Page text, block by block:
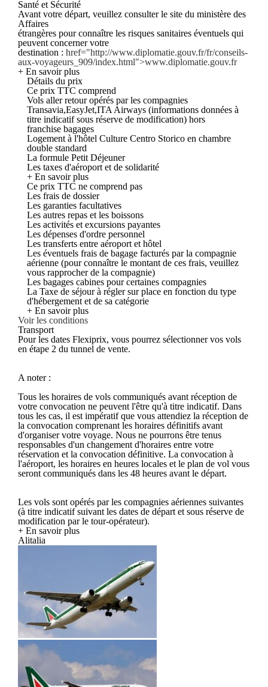
Santé et Sécurité
Avant votre départ, veuillez consulter le site du ministère des
Affaires
étrangères pour connaître les risques sanitaires éventuels qui
peuvent concerner votre
destination : href="http://www.diplomatie.gouv.fr/fr/conseils-
aux-voyageurs_909/index.html">www.diplomatie.gouv.fr
+ En savoir plus
Détails du prix
Ce prix TTC comprend
Vols aller retour opérés par les compagnies
Transavia,EasyJet,ITA Airways (informations données à
titre indicatif sous réserve de modification) hors
franchise bagages
Logement à l'hôtel Culture Centro Storico en chambre
double standard
La formule Petit Déjeuner
Les taxes d'aéroport et de solidarité
+ En savoir plus
Ce prix TTC ne comprend pas
Les frais de dossier
Les garanties facultatives
Les autres repas et les boissons
Les activités et excursions payantes
Les dépenses d'ordre personnel
Les transferts entre aéroport et hôtel
Les éventuels frais de bagage facturés par la compagnie
aérienne (pour connaître le montant de ces frais, veuillez
vous rapprocher de la compagnie)
Les bagages cabines pour certaines compagnies
La Taxe de séjour à régler sur place en fonction du type
d'hébergement et de sa catégorie
+ En savoir plus
Voir les conditions
Transport
Pour les dates Flexiprix, vous pourrez sélectionner vos vols
en étape 2 du tunnel de vente.
A noter :
Tous les horaires de vols communiqués avant réception de
votre convocation ne peuvent l'être qu'à titre indicatif. Dans
tous les cas, il est impératif que vous attendiez la réception de
la convocation comprenant les horaires définitifs avant
d'organiser votre voyage. Nous ne pourrons être tenus
responsables d'un changement d'horaires entre votre
réservation et la convocation définitive. La convocation à
l'aéroport, les horaires en heures locales et le plan de vol vous
seront communiqués dans les 48 heures avant le départ.
Les vols sont opérés par les compagnies aériennes suivantes
(à titre indicatif suivant les dates de départ et sous réserve de
modification par le tour-opérateur).
+ En savoir plus
Alitalia